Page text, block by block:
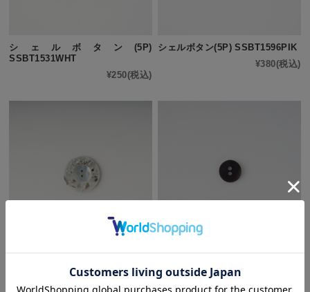
シェルボタン(5P)
SSBT1531WHT
¥250(税込)
シェルボタン(5P) SSBT1596PIK
¥380(税込)
シェルボタン(5P) SSBT1795
¥400(税込)
シェルボタン(10P) SSBT1914